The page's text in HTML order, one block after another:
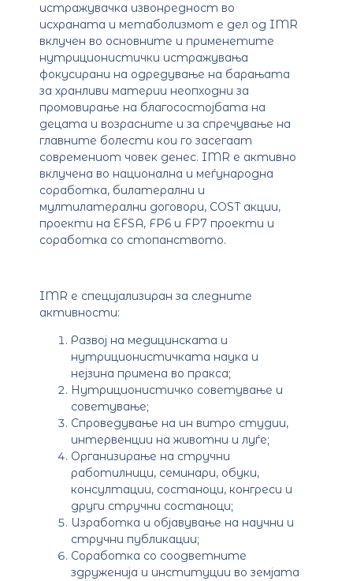
истражувачка извонредност во
исхраната и метаболизмот е дел од IMR
вклучен во основните и применетите
нутриционистички истражувања
фокусирани на одредување на барањата
за хранливи материи неопходни за
промовирање на благосостојбата на
децата и возрасните и за спречување на
главните болести кои го засегаат
современиот човек денес. IMR е активно
вклучена во национална и меѓународна
соработка, билатерални и
мултилатерални договори, COST акции,
проекти на EFSA, FP6 и FP7 проекти и
соработка со стопанството.
IMR е специјализиран за следните
активности:
Развој на медицинската и
нутриционистичката наука и
нејзина примена во пракса;
Нутриционистичко советување и
советување;
Спроведување на ин витро студии,
интервенции на животни и луѓе;
Организирање на стручни
работилници, семинари, обуки,
консултации, состаноци, конгреси и
други стручни состаноци;
Изработка и објавување на научни и
стручни публикации;
Соработка со соодветните
здруженија и институции во земјата